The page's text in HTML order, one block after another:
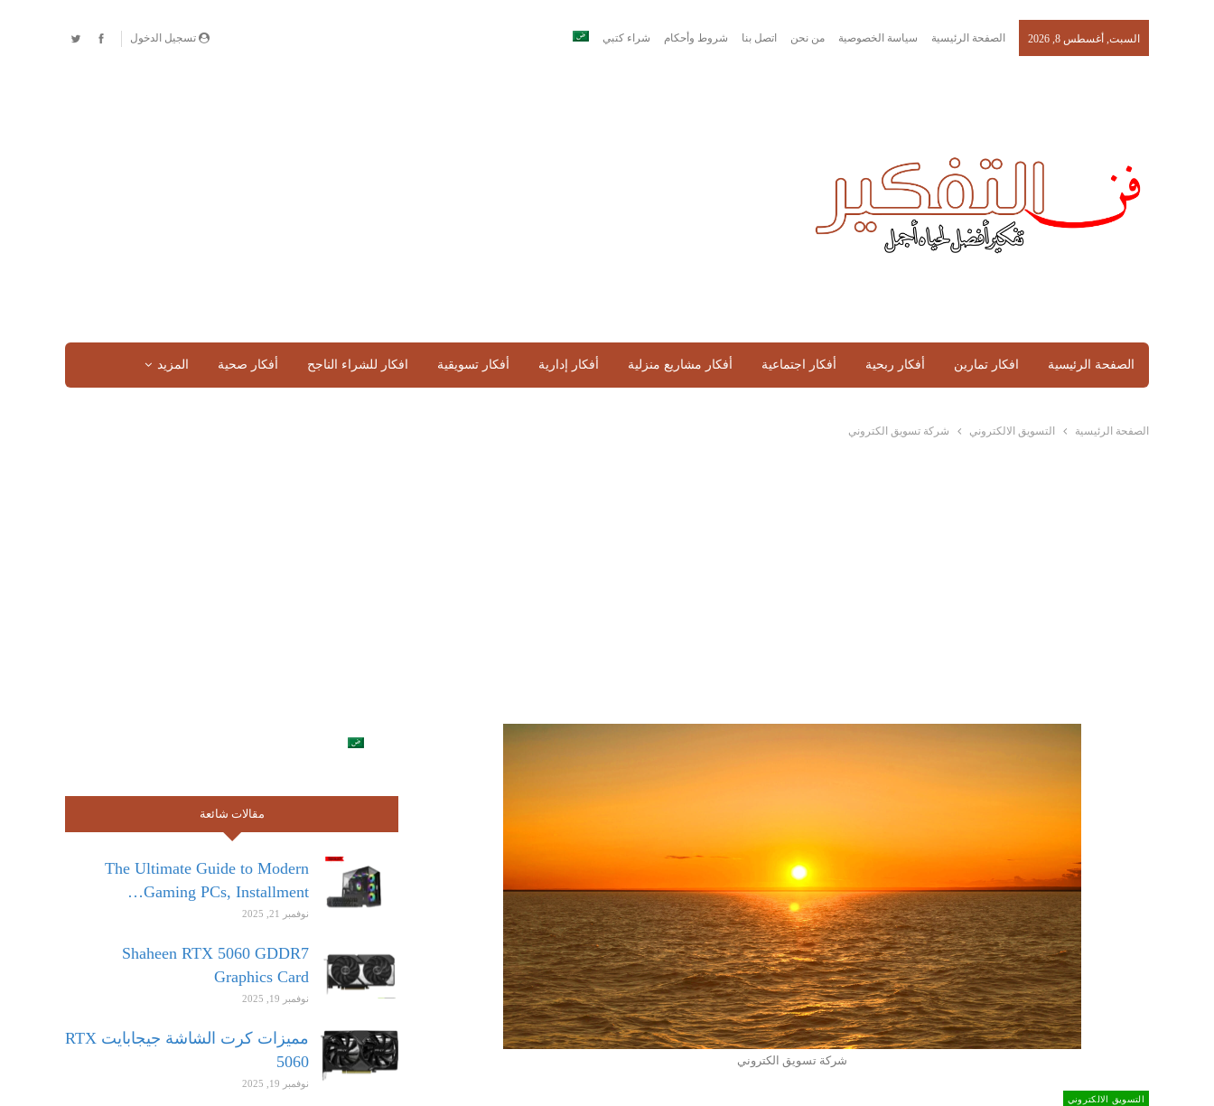
تسجيل الدخول السبت, أغسطس 8, 2026 الصفحة الرئيسية سياسة الخصوصية من نحن اتصل بنا شروط وأحكام شراء كتبي
الصفحة الرئيسية افكار تمارين أفكار ربحية أفكار اجتماعية أفكار مشاريع منزلية أفكار إدارية أفكار تسويقية افكار للشراء الناجح أفكار صحية المزيد
الصفحة الرئيسية التسويق الالكتروني شركة تسويق الكتروني
شركة تسويق الكتروني
التسويق الالكتروني
مقالات شائعة
The Ultimate Guide to Modern
Gaming PCs, Installment…
نوفمبر 21, 2025
Shaheen RTX 5060 GDDR7
Graphics Card
نوفمبر 19, 2025
مميزات كرت الشاشة جيجابايت RTX
5060
نوفمبر 19, 2025